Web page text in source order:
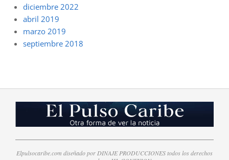
diciembre 2022
abril 2019
marzo 2019
septiembre 2018
Elpulsocaribe.com diseñado por DINAJE PRODUCCIONES todos los derechos